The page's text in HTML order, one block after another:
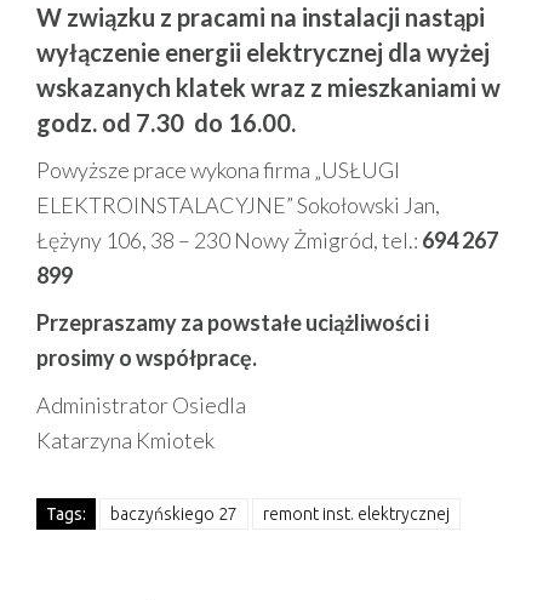
W związku z pracami na instalacji nastąpi
wyłączenie energii elektrycznej dla wyżej
wskazanych klatek wraz z mieszkaniami w
godz. od 7.30 do 16.00.
Powyższe prace wykona firma „USŁUGI
ELEKTROINSTALACYJNE” Sokołowski Jan,
Łężyny 106, 38 – 230 Nowy Żmigród, tel.: 694 267
899
Przepraszamy za powstałe uciążliwości i
prosimy o współpracę.
Administrator Osiedla
Katarzyna Kmiotek
Tags: baczyńskiego 27 remont inst. elektrycznej